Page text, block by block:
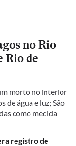
no Rio
Rio de
morto no interior
de água e luz; São
como medida
registro de